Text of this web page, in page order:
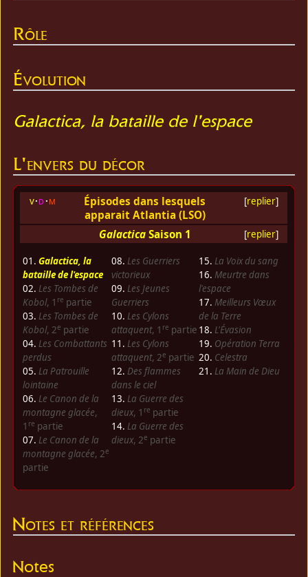
Rôle
Évolution
Galactica, la bataille de l'espace
L'envers du décor
[replier]
v d m
Épisodes dans lesquels
apparait Atlantia (LSO)
[replier]
Galactica Saison 1
01. Galactica, la
bataille de l'espace
02. Les Tombes de
Kobol, 1 re partie
03. Les Tombes de
Kobol, 2e partie
04. Les Combattants
perdus
05. La Patrouille
lointaine
06. Le Canon de la
montagne glacée,
1 re partie
07. Le Canon de la
montagne glacée, 2e
partie
08. Les Guerriers
victorieux
09. Les Jeunes
Guerriers
10. Les Cylons
attaquent, 1 re partie
11. Les Cylons
attaquent, 2e partie
12. Des flammes
dans le ciel
13. La Guerre des
dieux, 1 re partie
14. La Guerre des
dieux, 2e partie
15. La Voix du sang
16. Meurtre dans
l'espace
17. Meilleurs Vœux
de la Terre
18. L'Évasion
19. Opération Terra
20. Celestra
21. La Main de Dieu
Notes et références
Notes